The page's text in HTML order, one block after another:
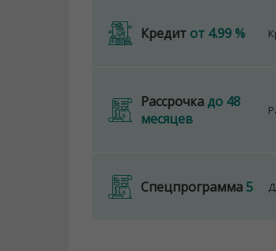
Кредит от 4.99 %
Рассрочкадо 48
месяцев
Спецпрограмма5